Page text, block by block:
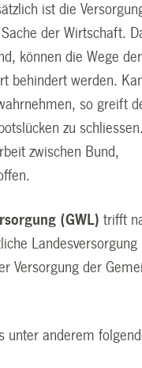
ist die
der Wirtschaft.
können die Wege der
behindert werden.
so greift
zu
zwischen Bund,
(GWL) trifft
Landesversorgung
Versorgung der
unter anderem